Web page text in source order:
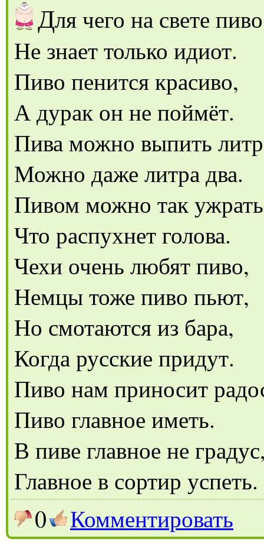
Для чего на свете
Не знает только идиот.
Пиво пенится красиво,
А дурак он не поймёт.
Пива можно выпить
Можно даже литра два.
Пивом можно так
Что распухнет голова.
Чехи очень любят пиво,
Немцы тоже пиво пьют,
Но смотаются из бара,
Когда русские придут.
Пиво нам приносит
Пиво главное иметь.
В пиве главное не
Главное в сортир успеть.
0
Комментировать